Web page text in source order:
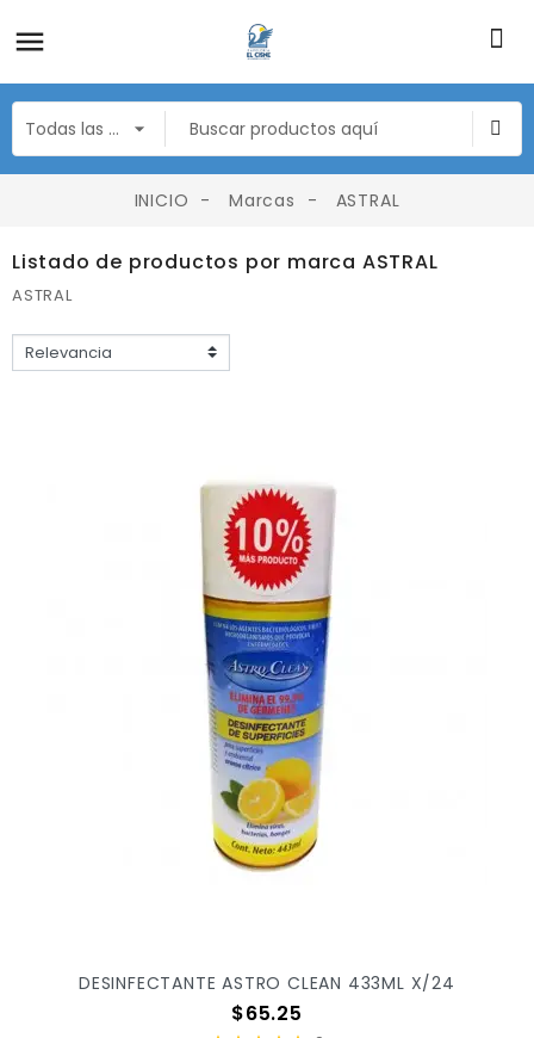
INICIO Marcas ASTRAL
Listado de productos por marca ASTRAL
ASTRAL
DESINFECTANTE ASTRO CLEAN 433ML X/24
Precio
$65.25